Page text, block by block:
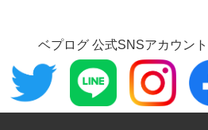
ベプログ 公式SNSアカウント